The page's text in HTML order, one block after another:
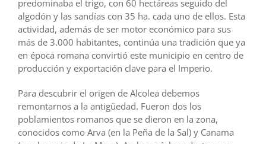
predominaba el trigo, con 60 hectáreas seguido del
algodón y las sandías con 35 ha. cada uno de ellos. Esta
actividad, además de ser motor económico para sus
más de 3.000 habitantes, continúa una tradición que ya
en época romana convirtió este municipio en centro de
producción y exportación clave para el Imperio.
Para descubrir el origen de Alcolea debemos
remontarnos a la antigüedad. Fueron dos los
poblamientos romanos que se dieron en la zona,
conocidos como Arva (en la Peña de la Sal) y Canama